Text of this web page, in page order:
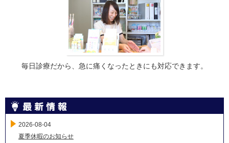
毎日診療だから、急に痛くなったときにも対応できます。
2026-08-04
夏季休暇のお知らせ